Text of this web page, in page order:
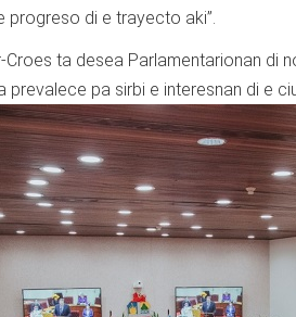
di e trayecto aki”.
Croes ta desea Parlamentarionan di
prevalece pa sirbi e interesnan di e